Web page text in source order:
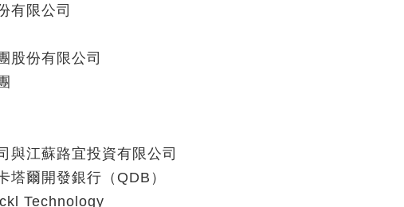
有限公司
股份有限公司
與江蘇路宜投資有限公司
塔爾開發銀行（QDB）
Technology